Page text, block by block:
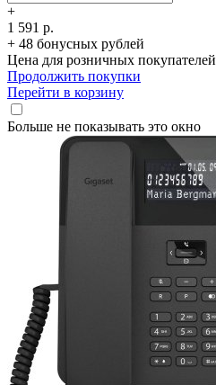
+
1 591 р.
+ 48 бонусных рублей
Цена для розничных покупателей
Продолжить покупки
Перейти в корзину
Больше не показывать это окно